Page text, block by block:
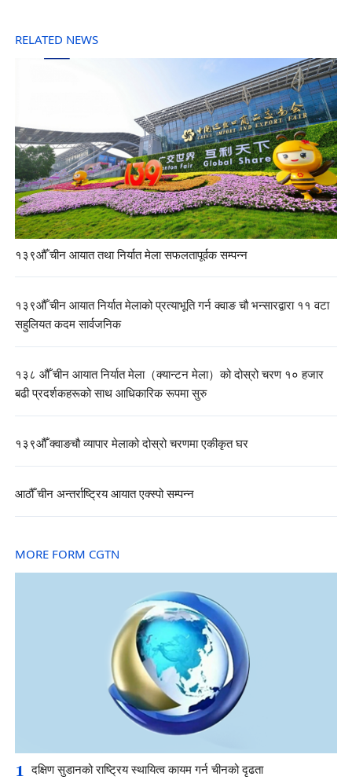
RELATED NEWS
१३९औँ चीन आयात तथा निर्यात मेला सफलतापूर्वक सम्पन्न
१३९औँ चीन आयात निर्यात मेलाको प्रत्याभूति गर्न क्वाङ चौ भन्सारद्वारा ११ वटा
सहुलियत कदम सार्वजनिक
१३८ औँ चीन आयात निर्यात मेला（क्यान्टन मेला）को दोस्रो चरण १० हजार
बढी प्रदर्शकहरूको साथ आधिकारिक रूपमा सुरु
१३९औँ क्वाङचौ व्यापार मेलाको दोस्रो चरणमा एकीकृत घर
आठौँ चीन अन्तर्राष्ट्रिय आयात एक्स्पो सम्पन्न
MORE FORM CGTN
1 दक्षिण सुडानको राष्ट्रिय स्थायित्व कायम गर्न चीनको दृढता